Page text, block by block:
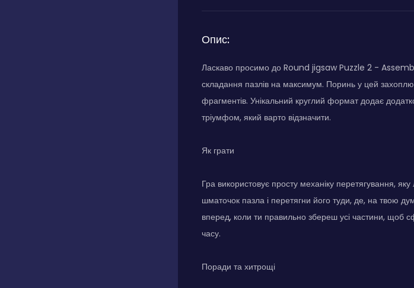
Опис:
Ласкаво просимо до Round jigsaw Puzzle 2 -
складання пазлів на максимум. Поринь у цей
фрагментів. Унікальний круглий формат додає
тріумфом, який варто відзначити.
Як грати
Гра використовує просту механіку перетягування,
шматочок пазла і перетягни його туди, де, на твою
вперед, коли ти правильно збереш усі частини, щоб
часу.
Поради та хитрощі